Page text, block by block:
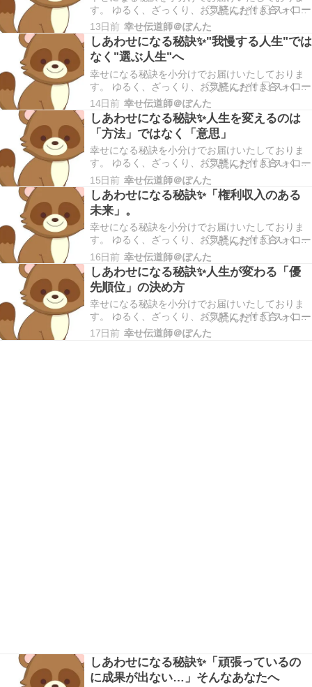
す。 ゆるく、ざっくり、お気軽にお付き合いくだ
さいませ。 こんにちは幸せ伝道師＠ぽんたです。
本日もご訪問いただきありがとうございます。 ＊
早速ですが、ブログランキングに参加しておりま
す。あなたの１ポチが私のモチベーションにつな
がりま…
13日前 幸せ伝道師＠ぽんた
しあわせになる秘訣✨"我慢する人生"では
なく"選ぶ人生"へ
幸せになる秘訣を小分けでお届けいたしておりま
す。 ゆるく、ざっくり、お気軽にお付き合いくだ
さいませ。 こんにちは幸せ伝道師＠ぽんたです。
本日もご訪問いただきありがとうございます。 ＊
早速ですが、ブログランキングに参加しておりま
す。あなたの１ポチが私のモチベーションにつな
がりま…
14日前 幸せ伝道師＠ぽんた
しあわせになる秘訣✨人生を変えるのは
「方法」ではなく「意思」
幸せになる秘訣を小分けでお届けいたしておりま
す。 ゆるく、ざっくり、お気軽にお付き合いくだ
さいませ。 こんにちは幸せ伝道師＠ぽんたです。
本日もご訪問いただきありがとうございます。 ＊
早速ですが、ブログランキングに参加しておりま
す。あなたの１ポチが私のモチベーションにつな
がりま…
15日前 幸せ伝道師＠ぽんた
しあわせになる秘訣✨「権利収入のある
未来」。
幸せになる秘訣を小分けでお届けいたしておりま
す。 ゆるく、ざっくり、お気軽にお付き合いくだ
さいませ。 こんにちは幸せ伝道師＠ぽんたです。
本日もご訪問いただきありがとうございます。 ＊
早速ですが、ブログランキングに参加しておりま
す。あなたの１ポチが私のモチベーションにつな
がりま…
16日前 幸せ伝道師＠ぽんた
しあわせになる秘訣✨人生が変わる「優
先順位」の決め方
幸せになる秘訣を小分けでお届けいたしておりま
す。 ゆるく、ざっくり、お気軽にお付き合いくだ
さいませ。 こんにちは幸せ伝道師＠ぽんたです。
本日もご訪問いただきありがとうございます。 ＊
17日前 幸せ伝道師＠ぽんた
しあわせになる秘訣✨「頑張っているの
に成果が出ない…」そんなあなたへ